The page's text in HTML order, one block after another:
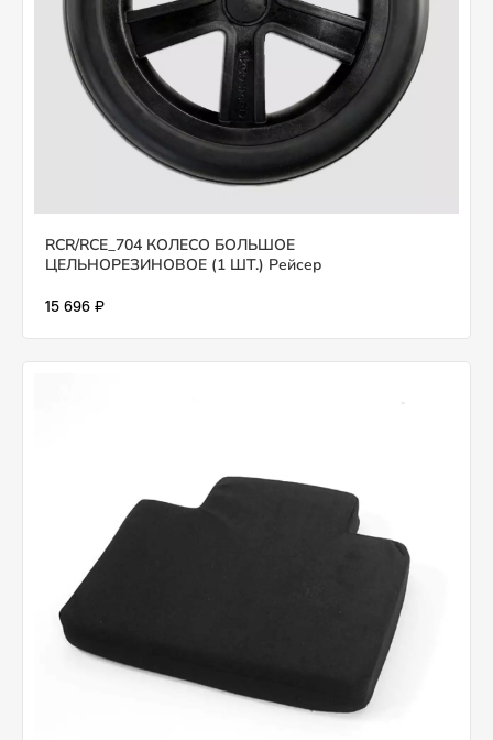
RCR/RCE_704 КОЛЕСО БОЛЬШОЕ
ЦЕЛЬНОРЕЗИНОВОЕ (1 ШТ.) Рейсер
15 696 ₽